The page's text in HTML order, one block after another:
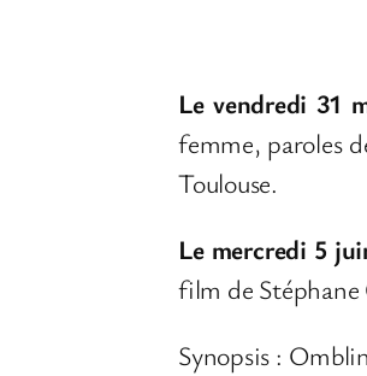
Le vendredi 31
femme, paroles
Toulouse.
Le mercredi 5
film de Stéphane
Synopsis :